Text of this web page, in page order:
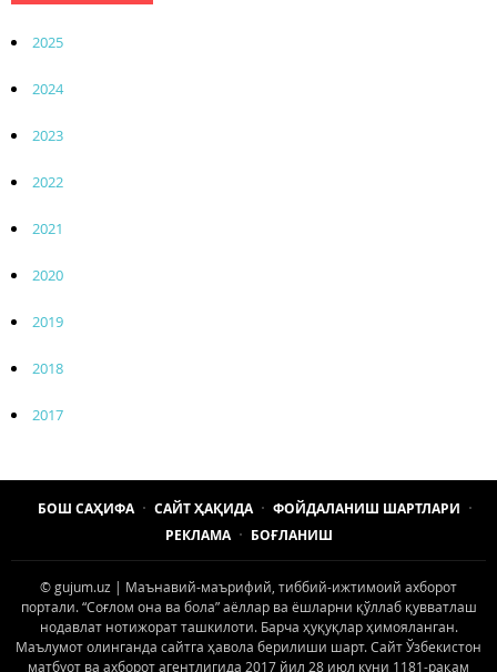
2025
2024
2023
2022
2021
2020
2019
2018
2017
БОШ САҲИФА САЙТ ҲАҚИДА
ФОЙДАЛАНИШ ШАРТЛАРИ
РЕКЛАМА
БОҒЛАНИШ
© gujum.uz | Маънавий-маърифий, тиббий-ижтимоий ахборот
портали. “Соғлом она ва бола” аёллар ва ёшларни қўллаб қувватлаш
нодавлат нотижорат ташкилоти. Барча ҳуқуқлар ҳимояланган.
Маълумот олинганда сайтга ҳавола берилиши шарт. Сайт Ўзбекистон
матбуот ва ахборот агентлигида 2017 йил 28 июл куни 1181-рақам